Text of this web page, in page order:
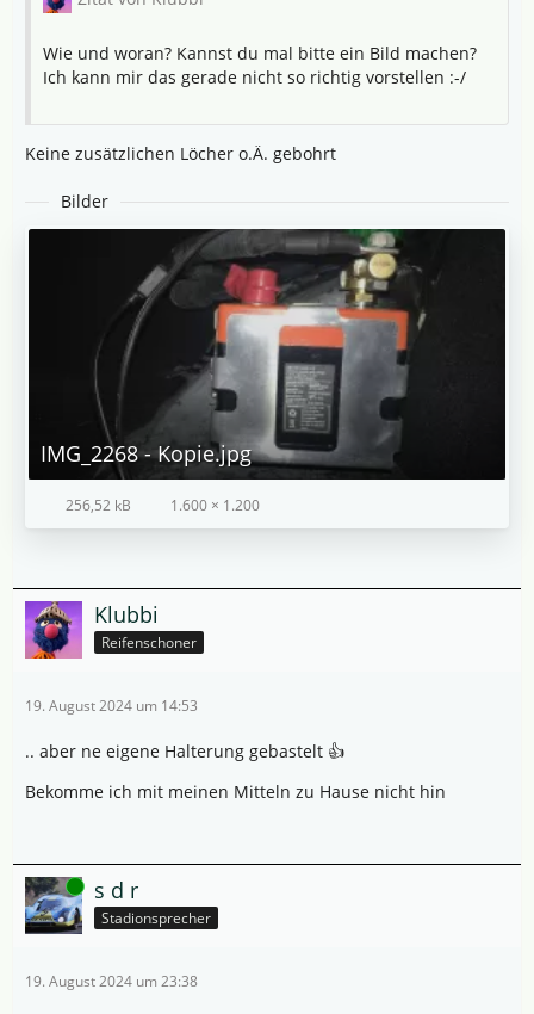
Wie und woran? Kannst du mal bitte ein Bild machen?
Ich kann mir das gerade nicht so richtig vorstellen :-/
Keine zusätzlichen Löcher o.Ä. gebohrt
Bilder
IMG_2268 - Kopie.jpg
256,52 kB 1.600 × 1.200
Klubbi
Reifenschoner
19. August 2024 um 14:53
.. aber ne eigene Halterung gebastelt 👍
Bekomme ich mit meinen Mitteln zu Hause nicht hin
Online s d r
Stadionsprecher
19. August 2024 um 23:38